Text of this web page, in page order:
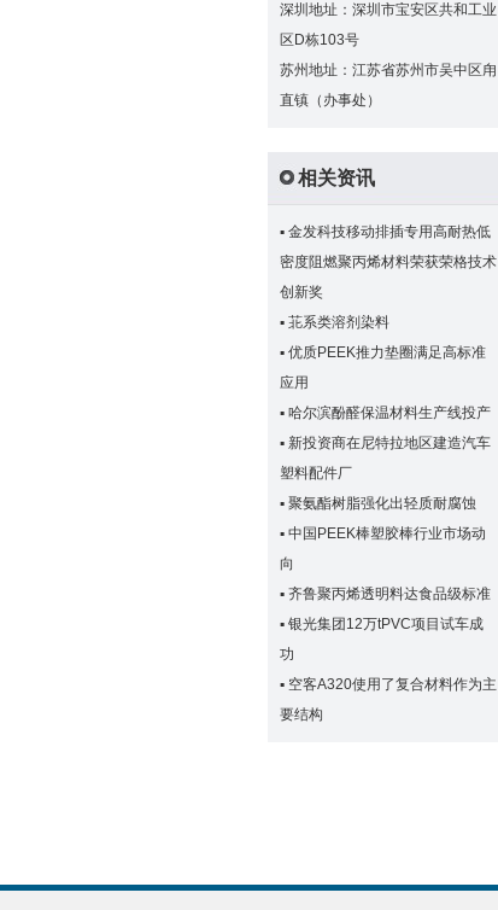
深圳地址：深圳市宝安区共和工业
区D栋103号
苏州地址：江苏省苏州市吴中区甪
直镇（办事处）
相关资讯
▪ 金发科技移动排插专用高耐热低
密度阻燃聚丙烯材料荣获荣格技术
创新奖
▪ 苝系类溶剂染料
▪ 优质PEEK推力垫圈满足高标准
应用
▪ 哈尔滨酚醛保温材料生产线投产
▪ 新投资商在尼特拉地区建造汽车
塑料配件厂
▪ 聚氨酯树脂强化出轻质耐腐蚀
▪ 中国PEEK棒塑胶棒行业市场动
向
▪ 齐鲁聚丙烯透明料达食品级标准
▪ 银光集团12万tPVC项目试车成
功
▪ 空客A320使用了复合材料作为主
要结构